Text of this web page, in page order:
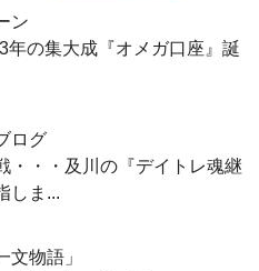
ン
年の集大成『オメガ口座』誕
ログ
・・・及川の『デイトレ魂継
しま...
文物語」